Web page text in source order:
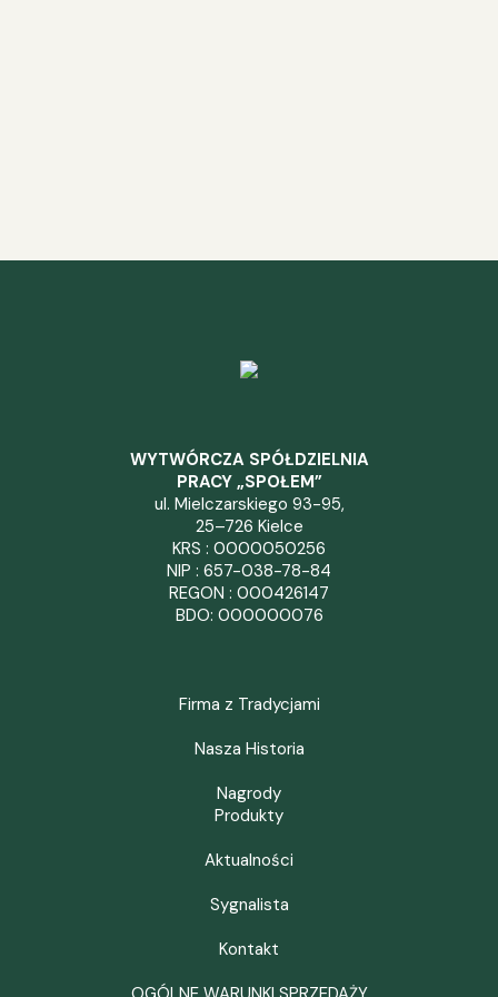
WYTWÓRCZA SPÓŁDZIELNIA
PRACY „SPOŁEM”
ul. Mielczarskiego 93-95,
25–726 Kielce
KRS : 0000050256
NIP : 657-038-78-84
REGON : 000426147
BDO: 000000076
Firma z Tradycjami
Nasza Historia
Nagrody
Produkty
Aktualności
Sygnalista
Kontakt